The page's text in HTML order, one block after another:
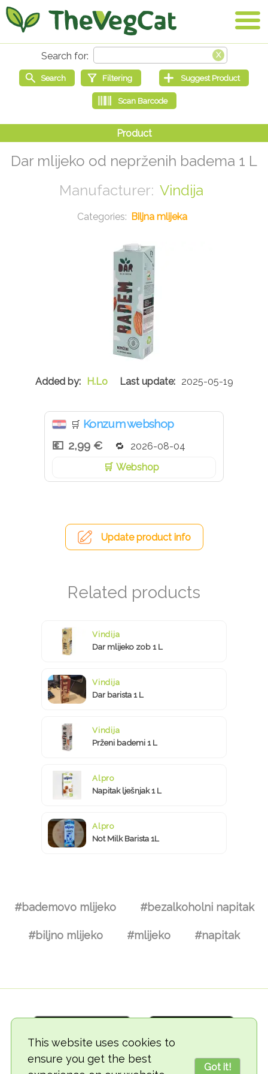
This website uses cookies to
ensure you get the best
Got it!
Dar mlijeko od neprženih badema 1 L
Vindija
Biljna mlijeka
H.Lo 2025-05-19
🛒 Konzum webshop
2,99 €
2026-08-04
Webshop
Update product info
Vindija
Dar mlijeko zob 1 L
Vindija
Dar barista 1 L
Vindija
Prženi bademi 1 L
Alpro
Napitak lješnjak 1 L
Alpro
Not Milk Barista 1L
#bademovo mlijeko #bezalkoholni napitak
#biljno mlijeko #mlijeko #napitak